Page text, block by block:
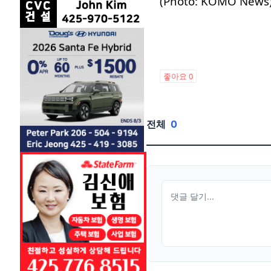
좋아요 0
전체 0